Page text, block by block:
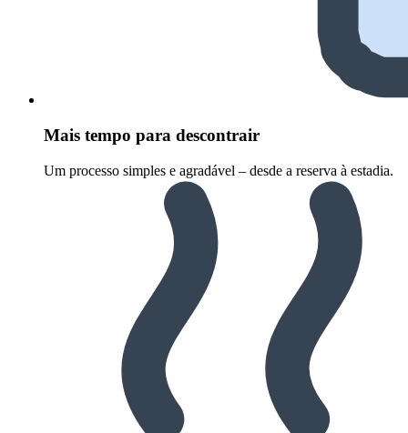
Mais tempo para descontrair
Um processo simples e agradável – desde a reserva à estadia.